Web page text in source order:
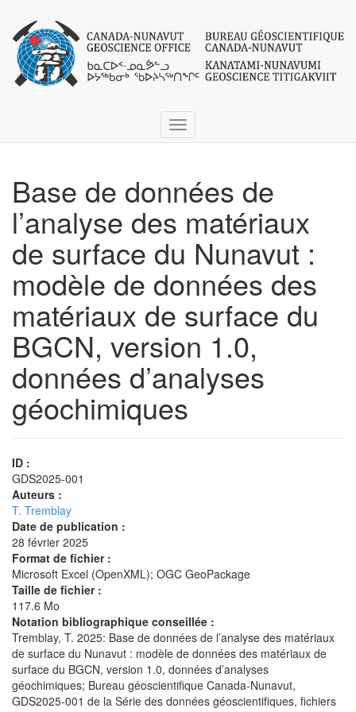
Toggle
navigation
Base de données de
l’analyse des matériaux
de surface du Nunavut :
modèle de données des
matériaux de surface du
BGCN, version 1.0,
données d’analyses
géochimiques
ID :
GDS2025-001
Auteurs :
T. Tremblay
Date de publication :
28 février 2025
Format de fichier :
Microsoft Excel (OpenXML); OGC GeoPackage
Taille de fichier :
117.6 Mo
Notation bibliographique conseillée :
Tremblay, T. 2025: Base de données de l’analyse des matériaux
de surface du Nunavut : modèle de données des matériaux de
surface du BGCN, version 1.0, données d’analyses
géochimiques; Bureau géoscientifique Canada-Nunavut,
GDS2025-001 de la Série des données géoscientifiques, fichiers